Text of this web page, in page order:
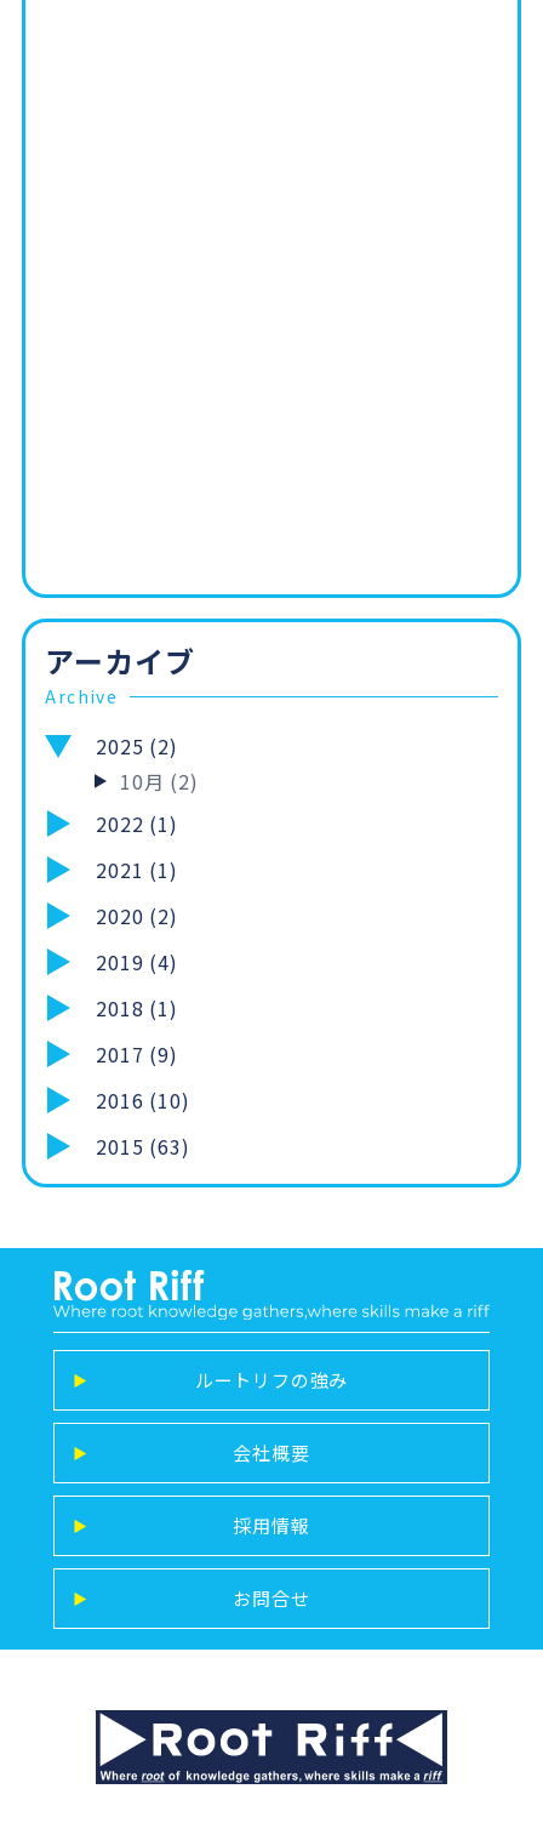
アーカイブ
Archive
2025 (2)
10月 (2)
2022 (1)
2021 (1)
2020 (2)
2019 (4)
2018 (1)
2017 (9)
2016 (10)
2015 (63)
▶ ルートリフの強み
▶ 会社概要
▶ 採用情報
▶ お問合せ